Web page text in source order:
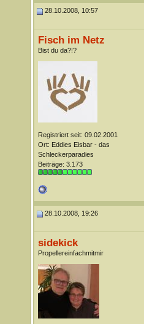
28.10.2008, 10:57
Fisch im Netz
Bist du da?!?
Registriert seit: 09.02.2001
Ort: Eddies Eisbar - das
Schleckerparadies
Beiträge: 3.173
28.10.2008, 19:26
sidekick
Propellereinfachmitmir